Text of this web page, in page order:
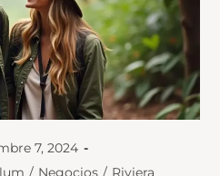
7, 2024
/ Negocios / Riviera